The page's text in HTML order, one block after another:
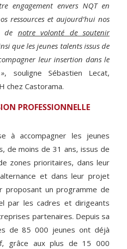
engagement envers NQT en
ressources et aujourd’hui nos
de notre volonté de soutenir
que les jeunes talents issus de
leur insertion dans le
, souligne Sébastien Lecat,
chez Castorama.
PROFESSIONNELLE
à accompagner les jeunes
de moins de 31 ans, issus de
zones prioritaires, dans leur
et dans leur projet
proposant un programme de
par les cadres et dirigeants
partenaires. Depuis sa
de 85 000 jeunes ont déjà
grâce aux plus de 15 000